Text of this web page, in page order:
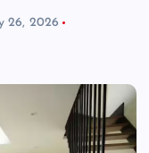
26, 2026